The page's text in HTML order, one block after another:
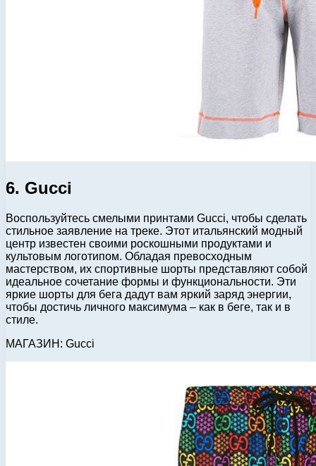
6. Gucci
Воспользуйтесь смелыми принтами Gucci, чтобы сделать
стильное заявление на треке. Этот итальянский модный
центр известен своими роскошными продуктами и
культовым логотипом. Обладая превосходным
мастерством, их спортивные шорты представляют собой
идеальное сочетание формы и функциональности. Эти
яркие шорты для бега дадут вам яркий заряд энергии,
чтобы достичь личного максимума – как в беге, так и в
стиле.
МАГАЗИН: Gucci